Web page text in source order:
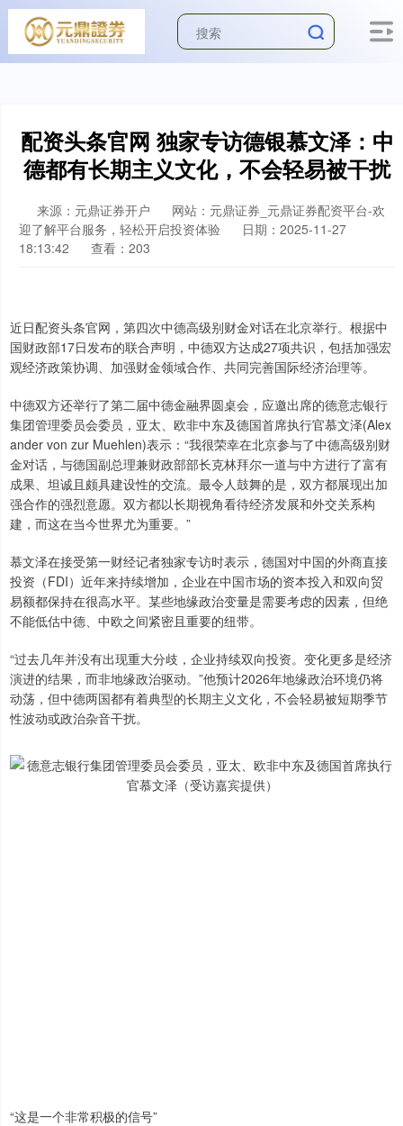
配资头条官网 独家专访德银慕文泽：中
德都有长期主义文化，不会轻易被干扰
来源：元鼎证券开户
网站：元鼎证券_元鼎证券配资平台-欢
迎了解平台服务，轻松开启投资体验
日期：2025-11-27
18:13:42
查看：203
近日配资头条官网，第四次中德高级别财金对话在北京举行。根据中
国财政部17日发布的联合声明，中德双方达成27项共识，包括加强宏
观经济政策协调、加强财金领域合作、共同完善国际经济治理等。
中德双方还举行了第二届中德金融界圆桌会，应邀出席的德意志银行
集团管理委员会委员，亚太、欧非中东及德国首席执行官慕文泽(Alex
ander von zur Muehlen)表示：“我很荣幸在北京参与了中德高级别财
金对话，与德国副总理兼财政部部长克林拜尔一道与中方进行了富有
成果、坦诚且颇具建设性的交流。最令人鼓舞的是，双方都展现出加
强合作的强烈意愿。双方都以长期视角看待经济发展和外交关系构
建，而这在当今世界尤为重要。”
慕文泽在接受第一财经记者独家专访时表示，德国对中国的外商直接
投资（FDI）近年来持续增加，企业在中国市场的资本投入和双向贸
易额都保持在很高水平。某些地缘政治变量是需要考虑的因素，但绝
不能低估中德、中欧之间紧密且重要的纽带。
“过去几年并没有出现重大分歧，企业持续双向投资。变化更多是经济
演进的结果，而非地缘政治驱动。”他预计2026年地缘政治环境仍将
动荡，但中德两国都有着典型的长期主义文化，不会轻易被短期季节
性波动或政治杂音干扰。
“这是一个非常积极的信号”